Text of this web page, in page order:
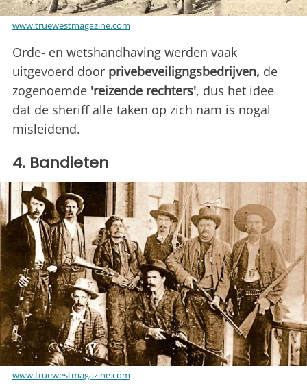
www.truewestmagazine.com
Orde- en wetshandhaving werden vaak
uitgevoerd door privebeveiligngsbedrijven, de
zogenoemde 'reizende rechters', dus het idee
dat de sheriff alle taken op zich nam is nogal
misleidend.
4. Bandieten
www.truewestmagazine.com